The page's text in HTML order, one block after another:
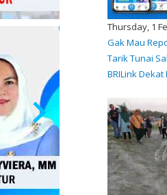
Thursday, 1
Gak Mau
Tarik Tunai
BRILink Dekat